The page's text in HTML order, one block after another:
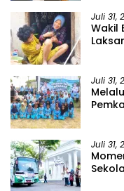
Juli 31,
Wakil
Juli 31,
Juli 31,